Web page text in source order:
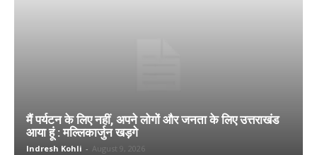
मैं पर्यटन के लिए नहीं, अपने लोगों और जनता के लिए उत्तराखंड
आया हूं : मल्लिकार्जुन खड़गे
Indresh Kohli - August 9, 2026